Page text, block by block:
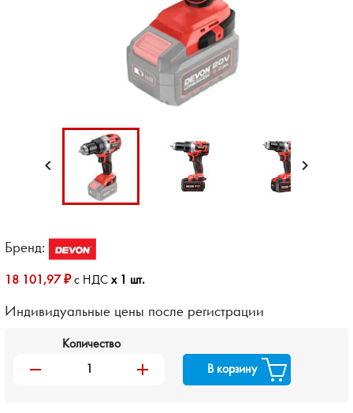
 
Бренд:
18 101,97 ₽с НДСx 1 шт.
Индивидуальные цены после регистрации
Количество
remove add В корзину